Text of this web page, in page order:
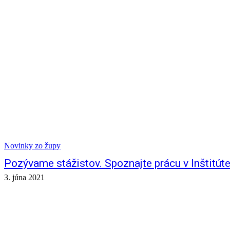
Novinky zo župy
Pozývame stážistov. Spoznajte prácu v
3. júna 2021